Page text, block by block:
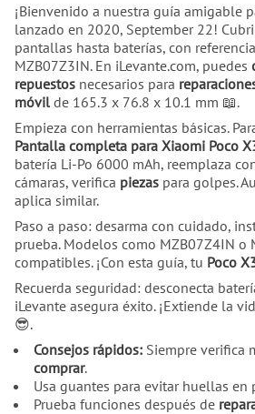
¡Bienvenido a nuestra guía amigable
lanzado en 2020, September 22!
pantallas hasta baterías, con
MZB07Z3IN. En iLevante.com, puedes
repuestos necesarios para
móvil de 165.3 x 76.8 x 10.1 mm 📖.
Empieza con herramientas básicas.
Pantalla completa para Xiaomi Poco
batería Li-Po 6000 mAh, reemplaza
cámaras, verifica piezas para golpes.
aplica similar.
Paso a paso: desarma con cuidado,
prueba. Modelos como MZB07Z4IN o
compatibles. ¡Con esta guía, tu Poco
Recuerda seguridad: desconecta
iLevante asegura éxito. ¡Extiende la
😎.
Consejos rápidos:Siempre verifica
comprar.
Usa guantes para evitar huellas en
Prueba funciones después de